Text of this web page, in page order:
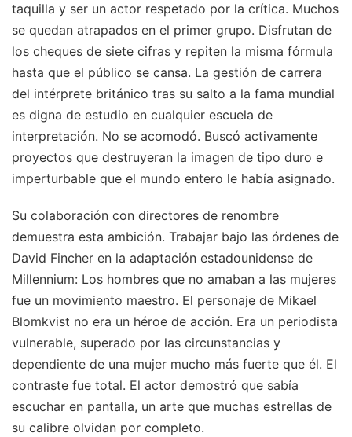
taquilla y ser un actor respetado por la crítica. Muchos
se quedan atrapados en el primer grupo. Disfrutan de
los cheques de siete cifras y repiten la misma fórmula
hasta que el público se cansa. La gestión de carrera
del intérprete británico tras su salto a la fama mundial
es digna de estudio en cualquier escuela de
interpretación. No se acomodó. Buscó activamente
proyectos que destruyeran la imagen de tipo duro e
imperturbable que el mundo entero le había asignado.
Su colaboración con directores de renombre
demuestra esta ambición. Trabajar bajo las órdenes de
David Fincher en la adaptación estadounidense de
Millennium: Los hombres que no amaban a las mujeres
fue un movimiento maestro. El personaje de Mikael
Blomkvist no era un héroe de acción. Era un periodista
vulnerable, superado por las circunstancias y
dependiente de una mujer mucho más fuerte que él. El
contraste fue total. El actor demostró que sabía
escuchar en pantalla, un arte que muchas estrellas de
su calibre olvidan por completo.